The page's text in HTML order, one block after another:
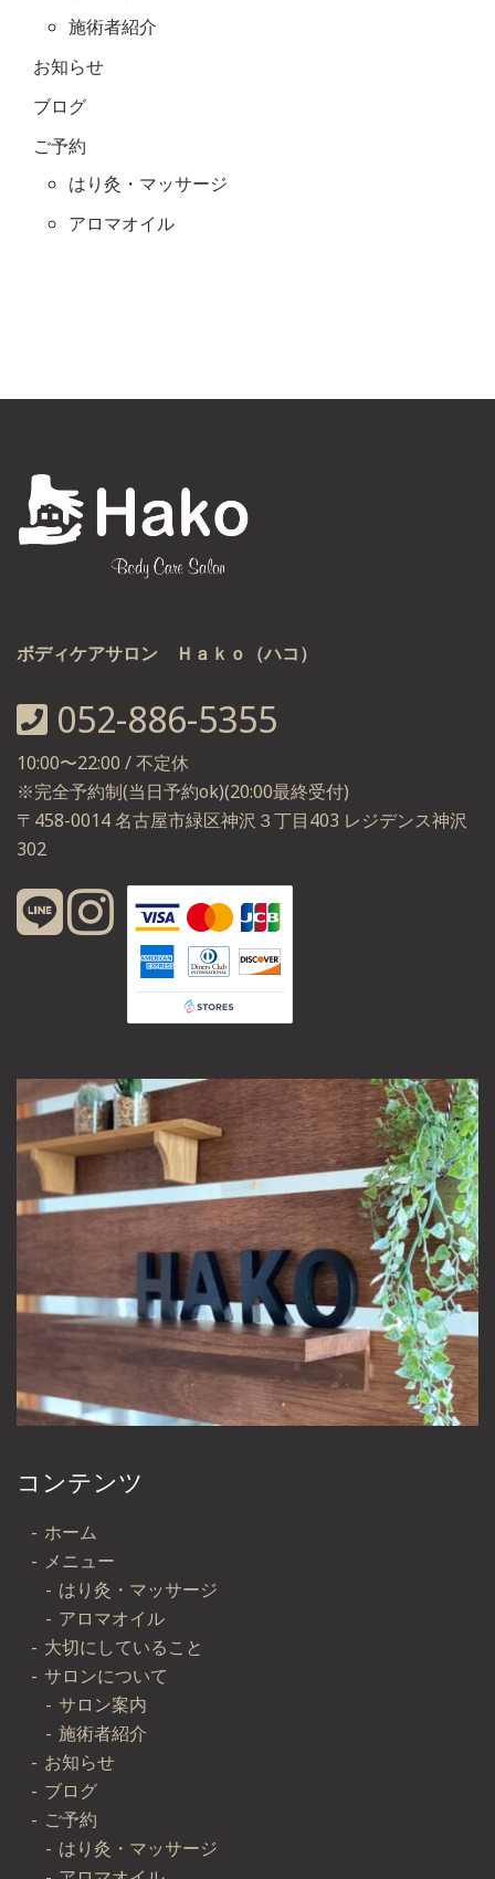
施術者紹介
お知らせ
ブログ
ご予約
はり灸・マッサージ
アロマオイル
ボディケアサロン Ｈａｋｏ（ハコ）
052-886-5355
10:00〜22:00 / 不定休
※完全予約制(当日予約ok)(20:00最終受付)
〒458-0014 名古屋市緑区神沢３丁目403 レジデンス神沢
302
コンテンツ
ホーム
メニュー
はり灸・マッサージ
アロマオイル
大切にしていること
サロンについて
サロン案内
施術者紹介
お知らせ
ブログ
ご予約
はり灸・マッサージ